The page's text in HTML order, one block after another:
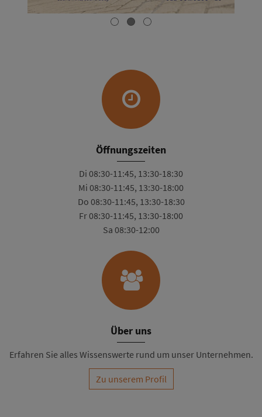
Öffnungszeiten
Di 08:30-11:45, 13:30-18:30
Mi 08:30-11:45, 13:30-18:00
Do 08:30-11:45, 13:30-18:30
Fr 08:30-11:45, 13:30-18:00
Sa 08:30-12:00
Über uns
Erfahren Sie alles Wissenswerte rund um unser Unternehmen.
Zu unserem Profil